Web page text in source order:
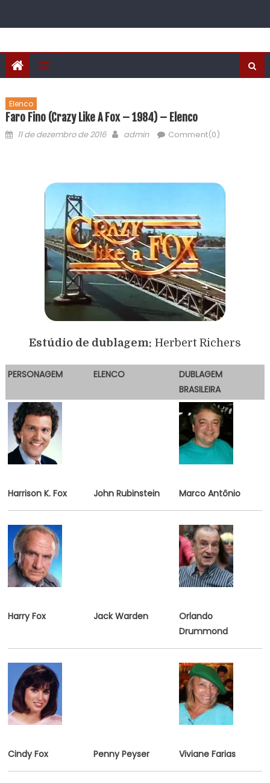
Elenco
Faro Fino (Crazy Like A Fox – 1984) – Elenco
11 de dezembro de 2016 admin Comment(0)
Estúdio de dublagem: Herbert Richers
PERSONAGEM ELENCO
DUBLAGEM
BRASILEIRA
Harrison K. Fox John Rubinstein Marco Antônio
Harry Fox Jack Warden
Orlando
Drummond
Cindy Fox Penny Peyser Viviane Farias